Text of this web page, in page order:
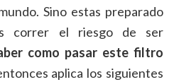
Sino estas preparado
correr el riesgo de ser
como pasar este filtro
aplica los siguientes